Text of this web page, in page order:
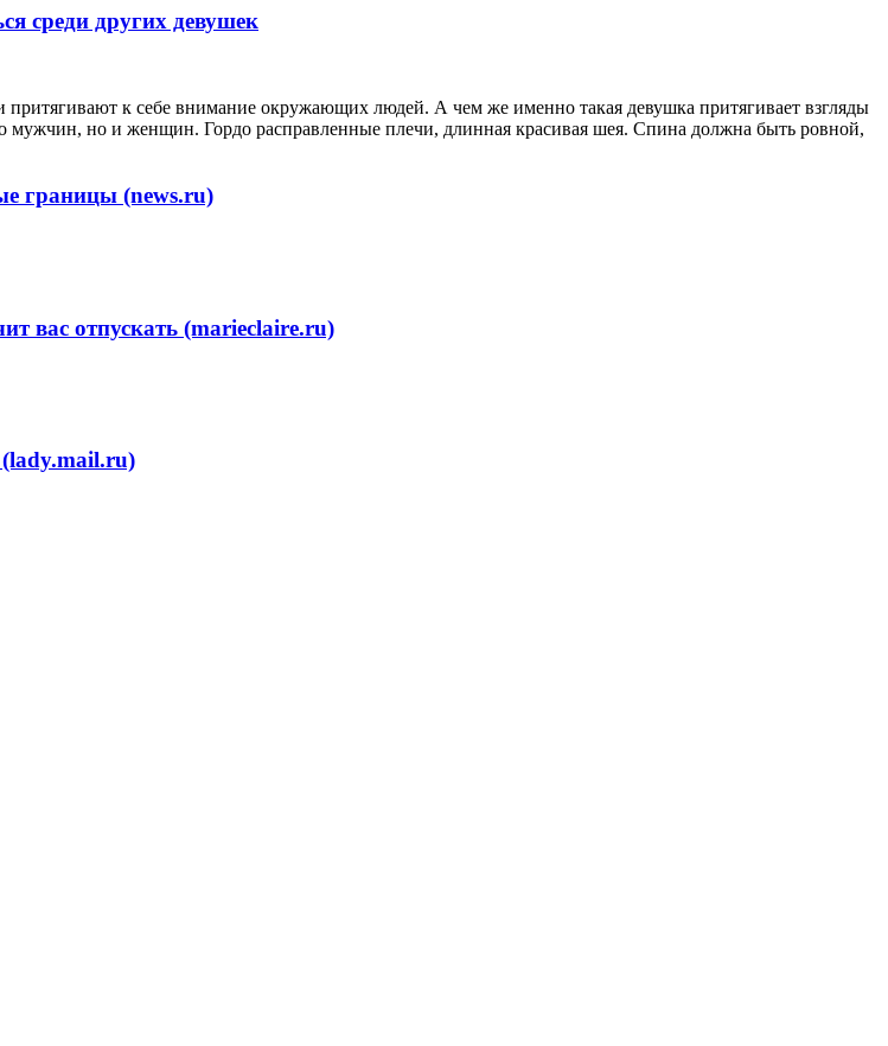
среди других девушек
к себе внимание окружающих людей. А чем же именно такая девушка притягивает взгляды
мужчин, но и женщин. Гордо расправленные плечи, длинная красивая шея. Спина должна быть ровной,
границы (news.ru)
вас отпускать (marieclaire.ru)
(lady.mail.ru)